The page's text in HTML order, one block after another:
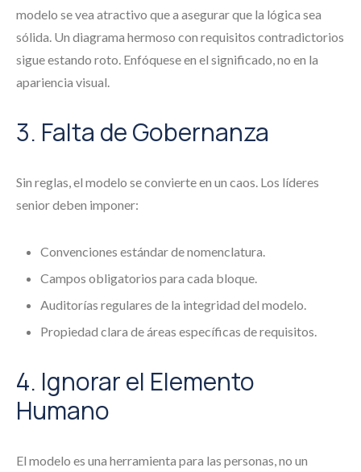
modelo se vea atractivo que a asegurar que la lógica sea
sólida. Un diagrama hermoso con requisitos contradictorios
sigue estando roto. Enfóquese en el significado, no en la
apariencia visual.
3. Falta de Gobernanza
Sin reglas, el modelo se convierte en un caos. Los líderes
senior deben imponer:
Convenciones estándar de nomenclatura.
Campos obligatorios para cada bloque.
Auditorías regulares de la integridad del modelo.
Propiedad clara de áreas específicas de requisitos.
4. Ignorar el Elemento
Humano
El modelo es una herramienta para las personas, no un